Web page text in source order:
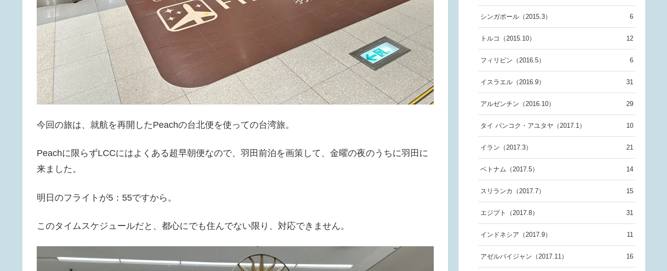
今回の旅は、就航を再開したPeachの台北便を使っての台湾旅。
Peachに限らずLCCにはよくある超早朝便なので、羽田前泊を画策して、金曜の夜のうちに羽田に
来ました。
明日のフライトが5：55ですから。
このタイムスケジュールだと、都心にでも住んでない限り、対応できません。
シンガポール（2015.3） 6
トルコ（2015.10） 12
フィリピン（2016.5） 6
イスラエル（2016.9） 31
アルゼンチン（2016.10） 29
タイ バンコク・アユタヤ（2017.1） 10
イラン（2017.3） 21
ベトナム（2017.5） 14
スリランカ（2017.7） 15
エジプト（2017.8） 31
インドネシア（2017.9） 11
アゼルバイジャン（2017.11） 16